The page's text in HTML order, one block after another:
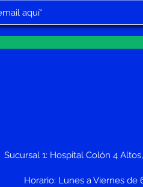
Sucursal 1: Hospital Colón 4
Horario: Lunes a Viernes de